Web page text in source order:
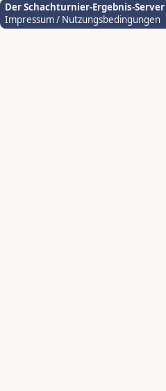
Der Schachturnier-Ergebnis-Server
Impressum / Nutzungsbedingungen